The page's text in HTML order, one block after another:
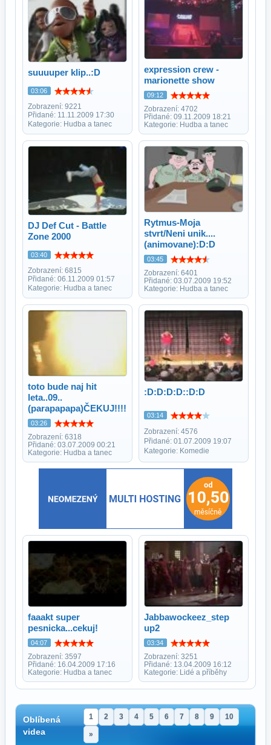
suuuuper klip..:D
03:06
Zobrazení: 9221
Přidané: 11.11.2009 17:30
Kategorie: Hudba a tanec
expression crew -
marionette show
09:12
Zobrazení: 4702
Přidané: 09.11.2009 18:21
Kategorie: Hudba a tanec
DJ Def Cut - Battle
Zone 2000
03:40
Zobrazení: 6815
Přidané: 06.11.2009 01:57
Kategorie: Hudba a tanec
Rytmus-Moja
stvrt/Neni unik....
(animovane):D:D
03:45
Zobrazení: 6401
Přidané: 03.07.2009 19:52
Kategorie: Hudba a tanec
toto bude naj hit
leta..09..
(parapapapa)ČEKUJ!!!!
03:26
Zobrazení: 6318
Přidané: 03.07.2009 00:21
Kategorie: Hudba a tanec
:D:D:D:D::D:D
03:14
Zobrazení: 4576
Přidané: 01.07.2009 19:07
Kategorie: Komedie
faaakt super
pesnicka...cekuj!
04:07
Zobrazení: 3597
Přidané: 16.04.2009 17:16
Kategorie: Hudba a tanec
Jabbawockeez_step
up2
03:34
Zobrazení: 3251
Přidané: 13.04.2009 16:12
Kategorie: Lidé a příběhy
Oblíbená
videa
1 2 3 4 5 6 7 8 9 10
»